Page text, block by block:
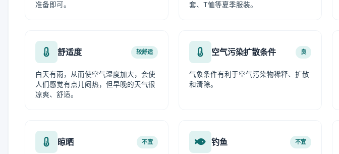
准备即可。
套、T恤等夏季服装。
舒适度 较舒适
白天有雨，从而使空气湿度加大，会使
人们感觉有点儿闷热，但早晚的天气很
凉爽、舒适。
空气污染扩散条件 良
气象条件有利于空气污染物稀释、扩散
和清除。
晾晒 不宜 钓鱼 不宜